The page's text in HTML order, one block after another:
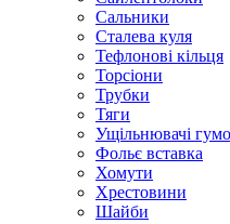
Сальники
Сталева куля
Тефлонові кільця
Торсіони
Трубки
Тяги
Ущільнювачі
Фольє вставка
Хомути
Хрестовини
Шайби